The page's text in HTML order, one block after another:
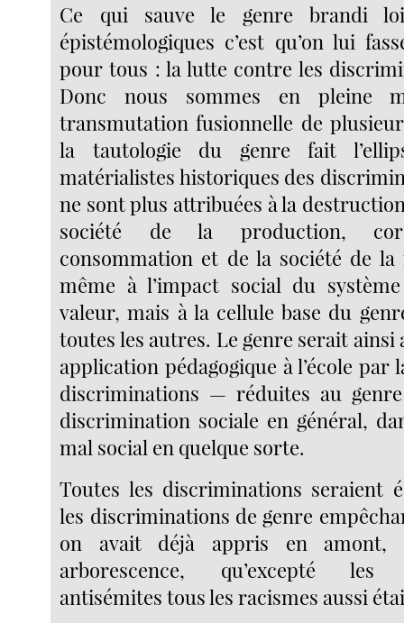
Ce qui sauve le genre brandi
épistémologiques c’est qu’on lui
pour tous : la lutte contre les
Donc nous sommes en pleine
transmutation fusionnelle de
la tautologie du genre fait
matérialistes historiques des
ne sont plus attribuées à la
société de la production,
consommation et de la société de
même à l’impact social du
valeur, mais à la cellule base du
toutes les autres. Le genre serait ainsi
application pédagogique à l’école par
discriminations — réduites au
discrimination sociale en général,
mal social en quelque sorte.
Toutes les discriminations seraient
les discriminations de genre
on avait déjà appris en amont,
arborescence, qu’excepté les
antisémites tous les racismes aussi